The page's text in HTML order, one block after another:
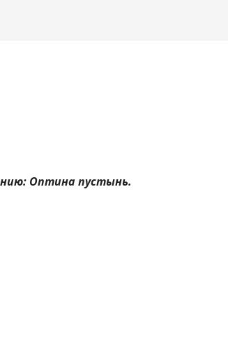
Оптина пустынь.